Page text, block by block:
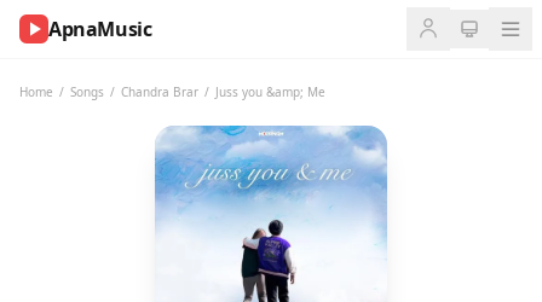
ApnaMusic
Home / Songs / Chandra Brar / Juss you &amp; Me
NOW